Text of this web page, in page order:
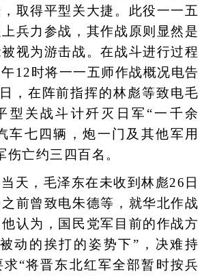
取得平型关大捷。此役一一五
兵力参战，其作战原则显然是
视为游击战。在战斗进行过程
12时将一一五师作战概况电告
，在阵前指挥的林彪等致电毛
型关战斗计歼灭日军“一千余
车七四辆，炮一门及其他军用
伤亡约三四百名。
，毛泽东在未收到林彪26日
前曾致电朱德等，就华北作战
认为，国民党军目前的作战方
动的挨打的姿势下”，决难持
“将晋东北红军全部暂时按兵